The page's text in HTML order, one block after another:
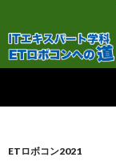
ン
ETロボコン2021